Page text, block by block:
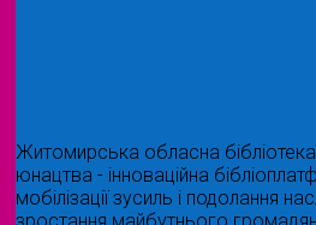
Житомирська обласна бібліотека
юнацтва - інноваційна
мобілізації зусиль і подолання